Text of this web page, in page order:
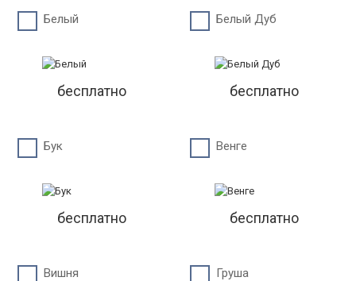
Белый
бесплатно
Белый Дуб
бесплатно
Бук
бесплатно
Венге
бесплатно
Вишня Груша